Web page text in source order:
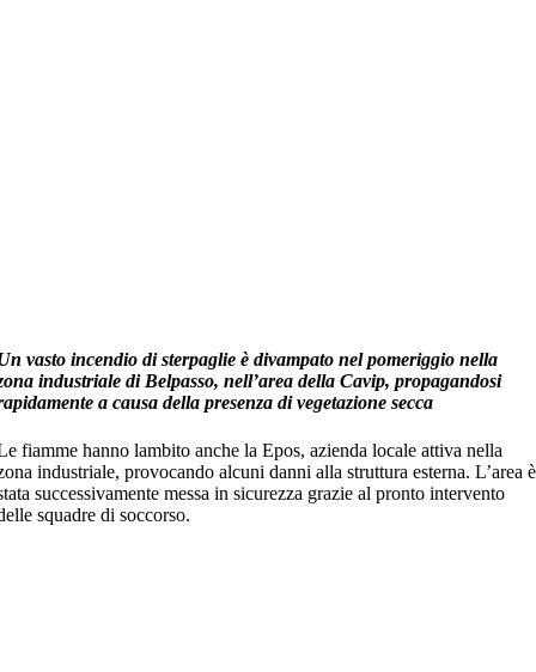
vasto incendio di sterpaglie è divampato nel pomeriggio nella
industriale di Belpasso, nell’area della Cavip, propagandosi
a causa della presenza di vegetazione secca
fiamme hanno lambito anche la Epos, azienda locale attiva nella
industriale, provocando alcuni danni alla struttura esterna. L’area è
successivamente messa in sicurezza grazie al pronto intervento
squadre di soccorso.